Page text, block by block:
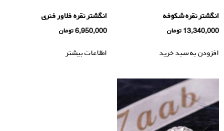
انگشتر نقره شکوفه
13,340,000 تومان
افزودن به سبد خرید
انگشتر نقره فلاور فنری
6,950,000تومان
اطلاعات بیشتر